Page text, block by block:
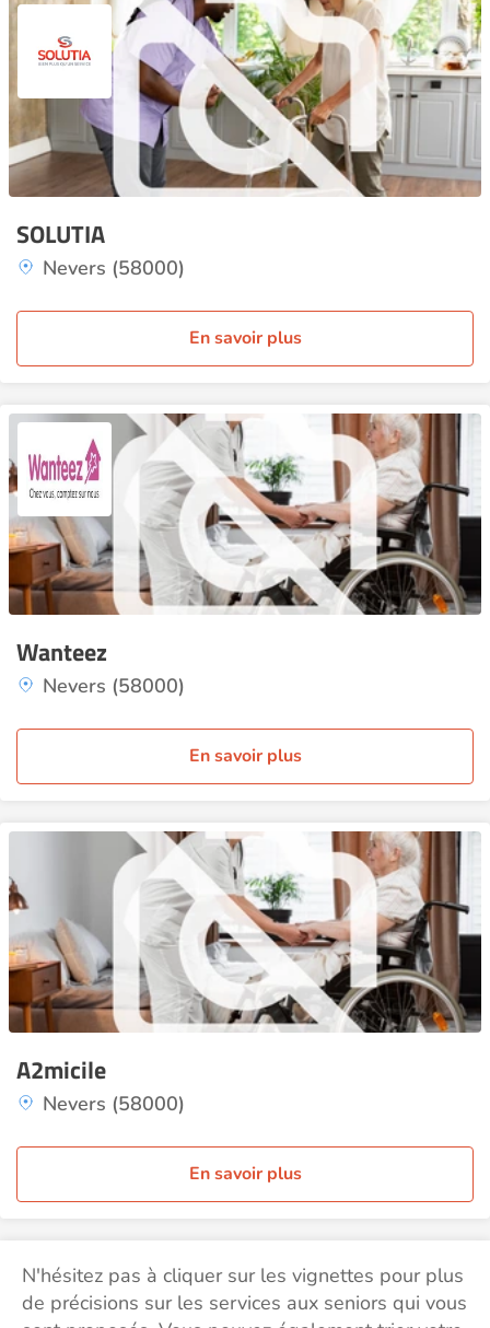
SOLUTIA
Nevers (58000)
En savoir plus
Wanteez
Nevers (58000)
En savoir plus
A2micile
Nevers (58000)
En savoir plus
N'hésitez pas à cliquer sur les vignettes pour plus
de précisions sur les services aux seniors qui vous